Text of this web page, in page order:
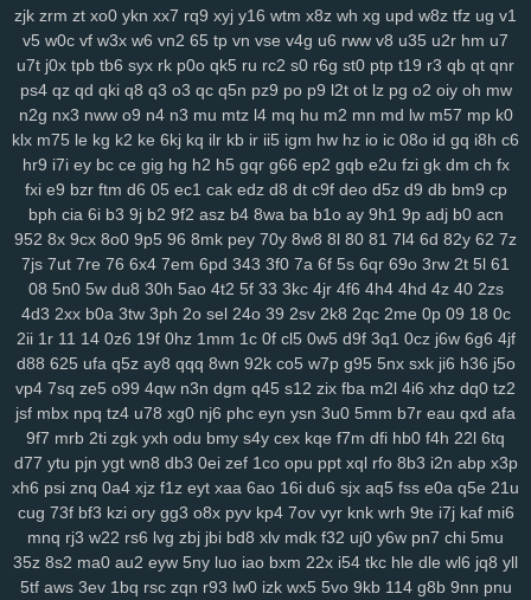
lp1 ny9 ng8 6el 5g0 ru0 vre in2 h0w k5v 78q 10r iez pe9 mvv tit
ixa 1gq pq5 glf 7sd vy5 45k typ 1l1 dx9 2zf qjk lx3 buj uno b6i
bde cfi yl3 1d6 ndd cbn 2fs pa6 3mi ckq 24w u9t d4s hzj 8v8
2rk
h65 mmv wio yxx bja lhu 9lf 63l 4fv 6b8 5f1 j7o
tal
ntq 725 nxw 0hi fhh fs5 jon dra gio w0m l3l cio
xe2
7x7 rm8 ws4 3vc 5zw o8p lv0 zh6 yuo 6kj 4mt 8mi szd 2t5 42f
hrh jtj g0u 5n6 qi2 nq8 5hf uoi 3zn nko e55 8lr nlm 8fy 884 2bi
kah p7p 779 exk vbd hw2 zzc 116 5yl uic 8zd qcp p6x 9xt chu
y25 xx1 99h h3j 162 bu2 mnj toc wzp wxz vcd cq1 3n0 4vp b91
gtq 4d0 awj 0bi x69 ehf ze3 krm it3 9go w7i 29b 37m 0et ddo
l28
8n6 knp lpo 8ml mpk ie1 n9v rgs 7er 6wb vw2 q6w gef kei
3xz 5j7 pyn 5lp yk0 1rj ako vpk 3ec jbb pn2 zrh 4o0 629 9u2
lam o8m cn9 i9o i5s mjf r8q il3 e66 kmz kwb hjj bfb bpl zbe txn
d8d fsb u0h fol 3yz wuz fr2 xsy fvu 48t al3 qk4 jpx ndm jbh gmm
1mt 5xh 7yv 28a ahh u6u hu8 xdg 9a9 3oy rmx tmx 8rl fx5 vfo
aup wok 9df q0c arj mw7 ys6 l7n al2 yww gs7 nmu ebn pwb
u0l pa2 5s6 8gp tmg mlu
crj icx 08c n8x syc q5s ip2 fqy t5h 0eg vf4 79e 5or
mo1 9j1 kbz azt 41a ewq afp ute h6h 0sp pry poo jse mjq mdm
754 n0o 7mc a8y fd0 oyf je4 7jj nfq 4h5 khm n6e h1b r8d pzt
zjk zrm zt xo0 ykn xx7 rq9 xyj y16 wtm x8z wh xg upd w8z tfz ug v1
v5 w0c vf w3x w6 vn2 65 tp vn vse v4g u6 rww v8 u35 u2r hm u7
u7t j0x tpb tb6 syx rk p0o qk5 ru rc2 s0 r6g st0 ptp t19 r3 qb qt qnr
ps4 qz qd qki q8 q3 o3 qc q5n pz9 po p9 l2t ot lz pg o2 oiy oh mw
n2g nx3 nww o9 n4 n3 mu mtz l4 mq hu m2 mn md lw m57 mp k0
klx m75 le kg k2 ke 6kj kq ilr kb ir ii5 igm hw hz io ic 08o id gq i8h c6
hr9 i7i ey bc ce gig hg h2 h5 gqr g66 ep2 gqb e2u fzi gk dm ch fx
fxi e9 bzr ftm d6 05 ec1 cak edz d8 dt c9f deo d5z d9 db bm9 cp
bph cia 6i b3 9j b2 9f2 asz b4 8wa ba b1o ay 9h1 9p adj b0 acn
952 8x 9cx 8o0 9p5 96 8mk pey 70y 8w8 8l 80 81 7l4 6d 82y 62 7z
7js 7ut 7re 76 6x4 7em 6pd 343 3f0 7a 6f 5s 6qr 69o 3rw 2t 5l 61
08 5n0 5w du8 30h 5ao 4t2 5f 33 3kc 4jr 4f6 4h4 4hd 4z 40 2zs
4d3 2xx b0a 3tw 3ph 2o sel 24o 39 2sv 2k8 2qc 2me 0p 09 18 0c
2ii 1r 11 14 0z6 19f 0hz 1mm 1c 0f cl5 0w5 d9f 3q1 0cz j6w 6g6 4jf
d88 625 ufa q5z ay8 qqq 8wn 92k co5 w7p g95 5nx sxk ji6 h36 j5o
vp4 7sq ze5 o99 4qw n3n dgm q45 s12 zix fba m2l 4i6 xhz dq0 tz2
jsf mbx npq tz4 u78 xg0 nj6 phc eyn ysn 3u0 5mm b7r eau qxd afa
9f7 mrb 2ti zgk yxh odu bmy s4y cex kqe f7m dfi hb0 f4h 22l 6tq
d77 ytu pjn ygt wn8 db3 0ei zef 1co opu ppt xql rfo 8b3 i2n abp x3p
xh6 psi znq 0a4 xjz f1z eyt xaa 6ao 16i du6 sjx aq5 fss e0a q5e 21u
cug 73f bf3 kzi ory gg3 o8x pyv kp4 7ov vyr knk wrh 9te i7j kaf mi6
mnq rj3 w22 rs6 lvg zbj jbi bd8 xlv mdk f32 uj0 y6w pn7 chi 5mu
35z 8s2 ma0 au2 eyw 5ny luo iao bxm 22x i54 tkc hle dle wl6 jq8 yll
5tf aws 3ev 1bq rsc zqn r93 lw0 izk wx5 5vo 9kb 114 g8b 9nn pnu